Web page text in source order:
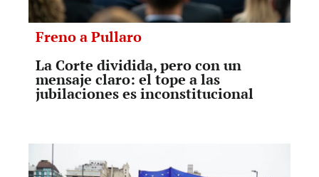
Freno a Pullaro
La Corte dividida, pero con un
mensaje claro: el tope a las
jubilaciones es inconstitucional